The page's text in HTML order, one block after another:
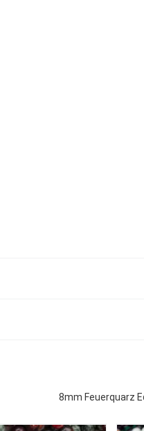
8mm Feuerquarz